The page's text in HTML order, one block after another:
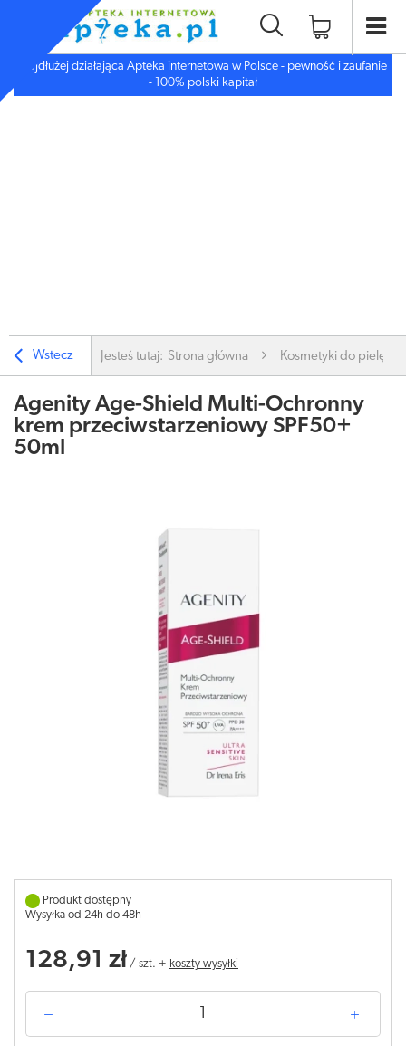
Najdłużej działająca Apteka internetowa w Polsce - pewność i zaufanie
- 100% polski kapitał
Wstecz Jesteś tutaj: Strona główna Kosmetyki do
Agenity Age-Shield Multi-Ochronny
krem przeciwstarzeniowy SPF50+
50ml
Produkt dostępny
Wysyłka od 24h do 48h
128,91 zł / szt. + koszty wysyłki